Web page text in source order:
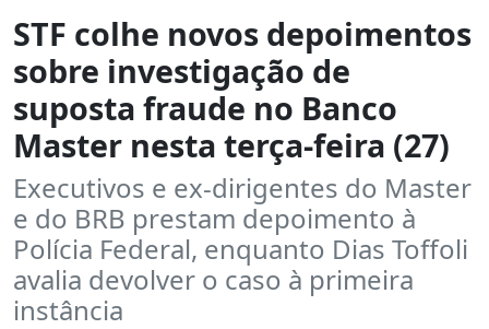
STF colhe novos depoimentos
sobre investigação de
suposta fraude no Banco
Master nesta terça-feira (27)
Executivos e ex-dirigentes do Master
e do BRB prestam depoimento à
Polícia Federal, enquanto Dias Toffoli
avalia devolver o caso à primeira
instância